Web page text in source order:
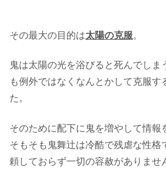
その最大の目的は太陽の克服。
鬼は太陽の光を浴びると死んでしま
も例外ではなくなんとかして克服す
た。
そのために配下に鬼を増やして情報
そもそも鬼舞辻は冷酷で残虐な性格
頼しておらず一切の容赦がありませ